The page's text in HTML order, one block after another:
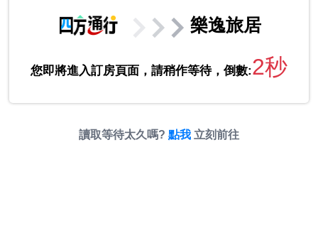
樂逸旅居
您即將進入訂房頁面，請稍作等待，倒數:2秒
讀取等待太久嗎? 點我 立刻前往